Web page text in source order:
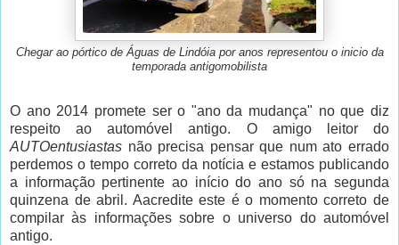
Chegar ao pórtico de Águas de Lindóia por anos representou o inicio da
temporada antigomobilista
O ano 2014 promete ser o "ano da mudança" no que diz
respeito ao automóvel antigo. O amigo leitor do
AUTOentusiastas não precisa pensar que num ato errado
perdemos o tempo correto da notícia e estamos publicando
a informação pertinente ao início do ano só na segunda
quinzena de abril. Aacredite este é o momento correto de
compilar às informações sobre o universo do automóvel
antigo.